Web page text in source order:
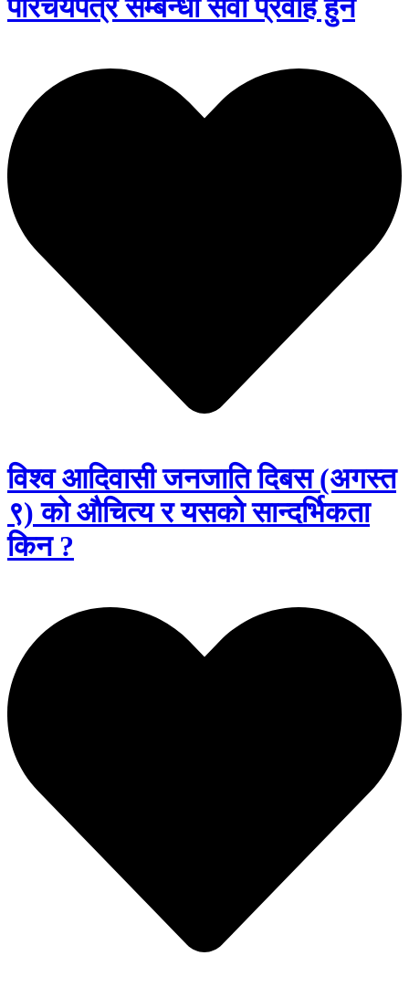
परिचयपत्र सम्बन्धी सेवा प्रवाह हुने
विश्व आदिवासी जनजाति दिबस (अगस्त
९) को औचित्य र यसको सान्दर्भिकता
किन ?